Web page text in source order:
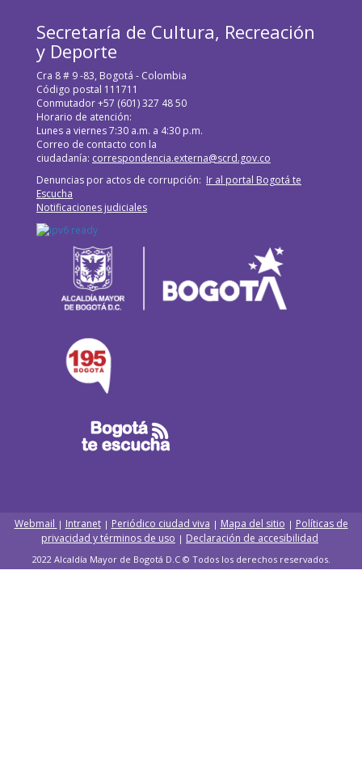
Secretaría de Cultura, Recreación
y Deporte
Cra 8 # 9 -83, Bogotá - Colombia
Código postal 111711
Conmutador +57 (601) 327 48 50
Horario de atención:
Lunes a viernes 7:30 a.m. a 4:30 p.m.
Correo de contacto con la
ciudadanía: correspondencia.externa@scrd.gov.co
Denuncias por actos de corrupción: Ir al portal Bogotá te
Escucha
Notificaciones judiciales
Webmail | Intranet| Periódico ciudad viva | Mapa del sitio | Políticas de
privacidad y términos de uso | Declaración de accesibilidad
2022 Alcaldía Mayor de Bogotá D.C © Todos los derechos reservados.